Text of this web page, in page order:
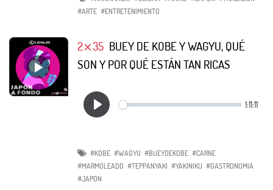
#ARTE #ENTRETENIMIENTO
2⨯35 BUEY DE KOBE Y WAGYU, QUÉ
SON Y POR QUÉ ESTÁN TAN RICAS
#KOBE #WAGYU #BUEYDEKOBE #CARNE
#MARMOLEADO #TEPPANYAKI #YAKINIKU #GASTRONOMIA
#JAPON